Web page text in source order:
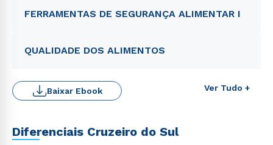
FERRAMENTAS DE SEGURANÇA ALIMENTAR I
QUALIDADE DOS ALIMENTOS
Ver Tudo +
Baixar Ebook
Diferenciais Cruzeiro do Sul